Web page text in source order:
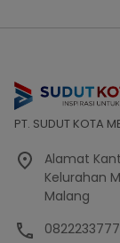
PT. SUDUT KOTA
Alamat
Kelurahan
Malang